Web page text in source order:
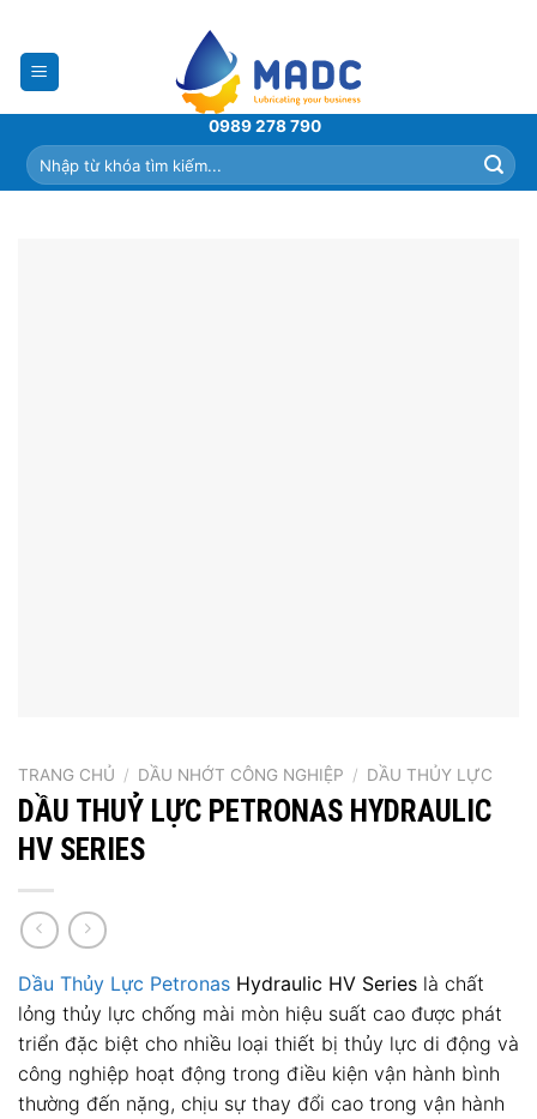
content
0989 278 790
Tìm
kiếm:
TRANG CHỦ / DẦU NHỚT CÔNG NGHIỆP / DẦU THỦY LỰC
DẦU THUỶ LỰC PETRONAS HYDRAULIC
HV SERIES
Dầu Thủy Lực Petronas Hydraulic HV Series là chất
lỏng thủy lực chống mài mòn hiệu suất cao được phát
triển đặc biệt cho nhiều loại thiết bị thủy lực di động và
công nghiệp hoạt động trong điều kiện vận hành bình
thường đến nặng, chịu sự thay đổi cao trong vận hành